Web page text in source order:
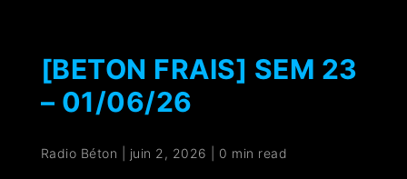
[BETON FRAIS] SEM 23
– 01/06/26
Radio Béton juin 2, 2026 0 min read